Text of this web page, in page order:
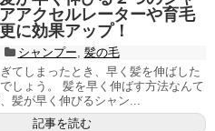
アクセルレーターや育毛
に効果アップ！
シャンプー 髪の毛
てしまったとき、早く髪を伸ばした
しょう。 髪を早く伸ばす方法なんて
髪が早く伸びるシャン...
記事を読む